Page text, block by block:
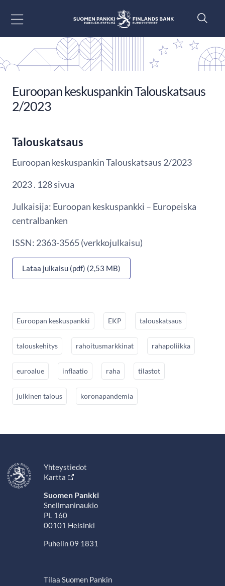
Euroopan keskuspankin Talouskatsaus
2/2023
Talouskatsaus
Euroopan keskuspankin Talouskatsaus 2/2023
2023 . 128 sivua
Julkaisija: Euroopan keskuspankki – Europeiska
centralbanken
ISSN: 2363-3565 (verkkojulkaisu)
Lataa julkaisu (pdf) (2,53 MB)
Euroopan keskuspankki EKP talouskatsaus
talouskehitys rahoitusmarkkinat rahapoliikka
euroalue inflaatio raha tilastot
julkinen talous koronapandemia
Yhteystiedot
Kartta
Suomen Pankki
Snellmaninaukio
PL 160
00101 Helsinki
Puhelin 09 1831
Tilaa Suomen Pankin